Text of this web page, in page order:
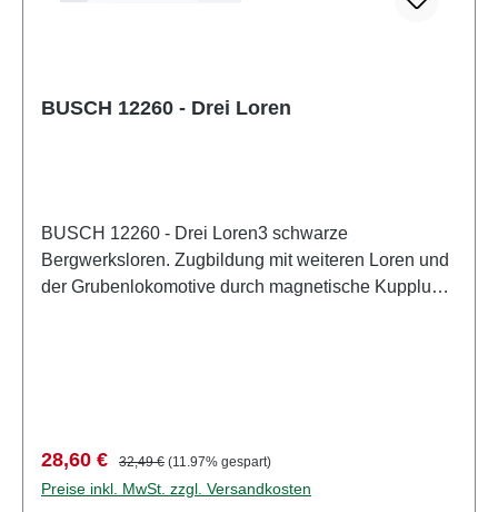
BUSCH 12260 - Drei Loren
BUSCH 12260 - Drei Loren3 schwarze
Bergwerksloren. Zugbildung mit weiteren Loren und
der Grubenlokomotive durch magnetische Kupplung.
Verkaufspreis:
28,60 € Regulärer Preis:
32,49 € (11.97% gespart)
Preise inkl. MwSt. zzgl. Versandkosten